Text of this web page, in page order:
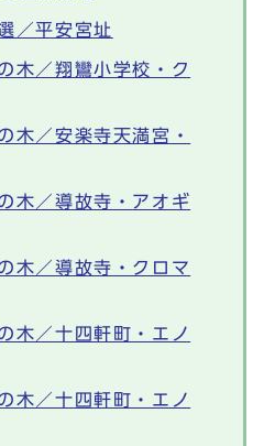
／平安宮址
木／翔鸞小学校・ク
木／安楽寺天満宮・
木／導故寺・アオギ
木／導故寺・クロマ
木／十四軒町・エノ
木／十四軒町・エノ